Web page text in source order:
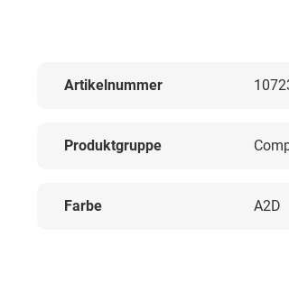
Artikelnummer
Produktgruppe
Farbe A2D